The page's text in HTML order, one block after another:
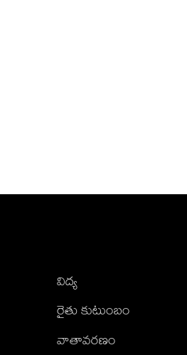
విద్య
రైతు కుటుంబం
వాతావరణం